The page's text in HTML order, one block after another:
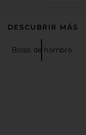
DESCUBRIR MÁS
Bolso de hombro